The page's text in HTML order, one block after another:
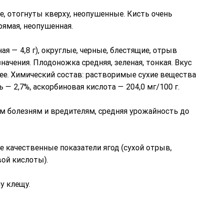
отогнуты кверху, неопушенные. Кисть очень
неопушенная.
— 4,8 г), округлые, черные, блестящие, отрыв
Плодоножка средняя, зеленая, тонкая. Вкус
Химический состав: растворимые сухие вещества
2,7%, аскорбиновая кислота — 204,0 мг/100 г.
и вредителям, средняя урожайность до
показатели ягод (сухой отрыв,
кислоты).
клещу.